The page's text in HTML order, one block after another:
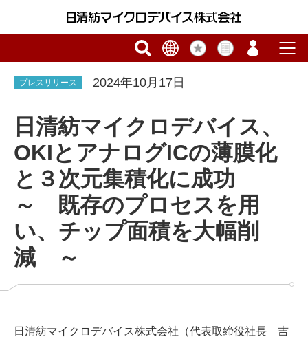
プレスリリース 2024年10月17日
日清紡マイクロデバイス、
OKIとアナログICの薄膜化
と３次元集積化に成功
～ 既存のプロセスを用
い、チップ面積を大幅削
減 ～
日清紡マイクロデバイス株式会社（代表取締役社長 吉